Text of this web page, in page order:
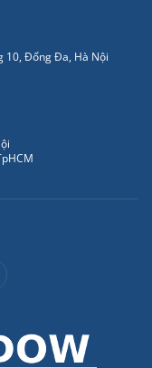
10, Đống Đa, Hà Nội